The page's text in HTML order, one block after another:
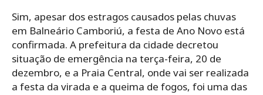
Sim, apesar dos estragos causados pelas chuvas
em Balneário Camboriú, a festa de Ano Novo está
confirmada. A prefeitura da cidade decretou
situação de emergência na terça-feira, 20 de
dezembro, e a Praia Central, onde vai ser realizada
a festa da virada e a queima de fogos, foi uma das